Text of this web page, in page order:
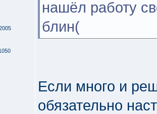
нашёл работу
блин(
Если много и
обязательно